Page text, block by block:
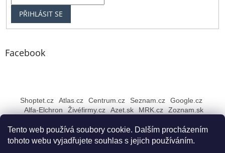
Tento web používá soubory cookie. Dalším procházením
tohoto webu vyjadřujete souhlas s jejich používáním.
PŘIHLÁSIT SE
Facebook
Shoptet.cz Atlas.cz Centrum.cz Seznam.cz
Google.cz
Alfa-Elchron
Živéfirmy.cz Azet.sk MRK.cz Zoznam.sk